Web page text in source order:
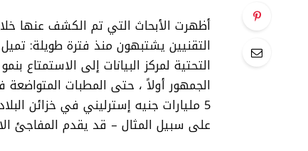
أظهرت الأبحاث التي تم الكشف عنها
التقنيين يشتبهون منذ فترة طويلة:
التحتية لمركز البيانات إلى
الجمهور أولاً ، حتى المطبات
5 مليارات جنيه إسترليني في خزائن
على سبيل المثال – قد يقدم المفاجئ الاقتصادية